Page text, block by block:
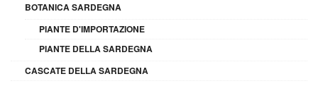
BOTANICA SARDEGNA
PIANTE D'IMPORTAZIONE
PIANTE DELLA SARDEGNA
CASCATE DELLA SARDEGNA